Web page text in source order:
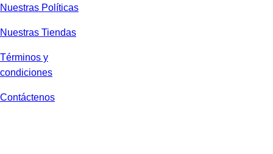
Nuestras Políticas
Nuestras Tiendas
Términos y
condiciones
Contáctenos